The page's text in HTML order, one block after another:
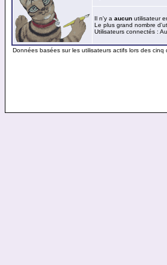
Il n'y a aucun utilisateur
Le plus grand nombre
Utilisateurs connectés :
Données basées sur les utilisateurs actifs lors des cinq